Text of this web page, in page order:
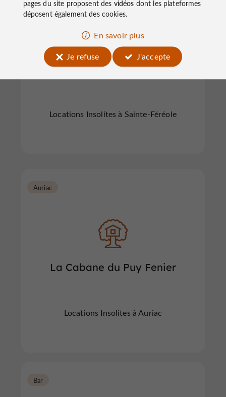
Les Collines de Sainte Féréole
Locations Insolites à Sainte-Féréole
La Cabane du Puy Fenier
Auriac
Locations Insolites à Auriac
Bar
pages du site proposent des vidéos dont les plateformes
déposent également des cookies.
En savoir plus
Je refuse
J'accepte